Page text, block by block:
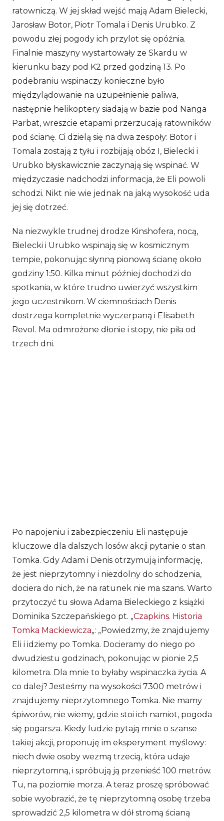
ratowniczą. W jej skład wejść mają Adam Bielecki,
Jarosław Botor, Piotr Tomala i Denis Urubko. Z
powodu złej pogody ich przylot się opóźnia.
Finalnie maszyny wystartowały ze Skardu w
kierunku bazy pod K2 przed godziną 13. Po
podebraniu wspinaczy konieczne było
międzylądowanie na uzupełnienie paliwa,
następnie helikoptery siadają w bazie pod Nanga
Parbat, wreszcie etapami przerzucają ratowników
pod ścianę. Ci dzielą się na dwa zespoły: Botor i
Tomala zostają z tyłu i rozbijają obóz I, Bielecki i
Urubko błyskawicznie zaczynają się wspinać. W
międzyczasie nadchodzi informacja, że Eli powoli
schodzi. Nikt nie wie jednak na jaką wysokość uda
jej się dotrzeć.
Na niezwykle trudnej drodze Kinshofera, nocą,
Bielecki i Urubko wspinają się w kosmicznym
tempie, pokonując słynną pionową ścianę około
godziny 1:50. Kilka minut później dochodzi do
spotkania, w które trudno uwierzyć wszystkim
jego uczestnikom. W ciemnościach Denis
dostrzega kompletnie wyczerpaną i Elisabeth
Revol. Ma odmrożone dłonie i stopy, nie piła od
trzech dni.
Po napojeniu i zabezpieczeniu Eli następuje
kluczowe dla dalszych losów akcji pytanie o stan
Tomka. Gdy Adam i Denis otrzymują informację,
że jest nieprzytomny i niezdolny do schodzenia,
dociera do nich, że na ratunek nie ma szans. Warto
przytoczyć tu słowa Adama Bieleckiego z książki
Dominika Szczepańskiego pt. „Czapkins. Historia
Tomka Mackiewicza„: „Powiedzmy, że znajdujemy
Eli i idziemy po Tomka. Docieramy do niego po
dwudziestu godzinach, pokonując w pionie 2,5
kilometra. Dla mnie to byłaby wspinaczka życia. A
co dalej? Jesteśmy na wysokości 7300 metrów i
znajdujemy nieprzytomnego Tomka. Nie mamy
śpiworów, nie wiemy, gdzie stoi ich namiot, pogoda
się pogarsza. Kiedy ludzie pytają mnie o szanse
takiej akcji, proponuję im eksperyment myślowy:
niech dwie osoby wezmą trzecią, która udaje
nieprzytomną, i spróbują ją przenieść 100 metrów.
Tu, na poziomie morza. A teraz proszę spróbować
sobie wyobrazić, że tę nieprzytomną osobę trzeba
sprowadzić 2,5 kilometra w dół stromą ścianą